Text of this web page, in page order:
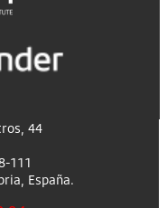
44
111
España.